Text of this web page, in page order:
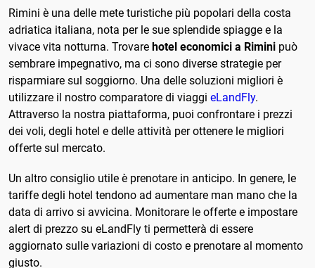
Rimini è una delle mete turistiche più popolari della costa
adriatica italiana, nota per le sue splendide spiagge e la
vivace vita notturna. Trovare hotel economici a Rimini può
sembrare impegnativo, ma ci sono diverse strategie per
risparmiare sul soggiorno. Una delle soluzioni migliori è
utilizzare il nostro comparatore di viaggi eLandFly.
Attraverso la nostra piattaforma, puoi confrontare i prezzi
dei voli, degli hotel e delle attività per ottenere le migliori
offerte sul mercato.
Un altro consiglio utile è prenotare in anticipo. In genere, le
tariffe degli hotel tendono ad aumentare man mano che la
data di arrivo si avvicina. Monitorare le offerte e impostare
alert di prezzo su eLandFly ti permetterà di essere
aggiornato sulle variazioni di costo e prenotare al momento
giusto.